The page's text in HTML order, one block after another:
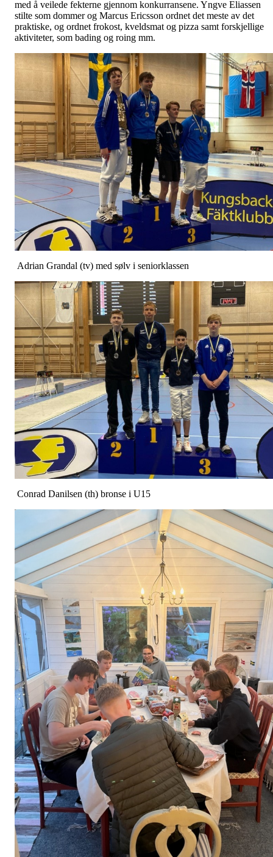
med å veilede fekterne gjennom konkurransene. Yngve Eliassen
stilte som dommer og Marcus Ericsson ordnet det meste av det
praktiske, og ordnet frokost, kveldsmat og pizza samt forskjellige
aktiviteter, som bading og roing mm.
Adrian Grandal (tv) med sølv i seniorklassen
Conrad Danilsen (th) bronse i U15